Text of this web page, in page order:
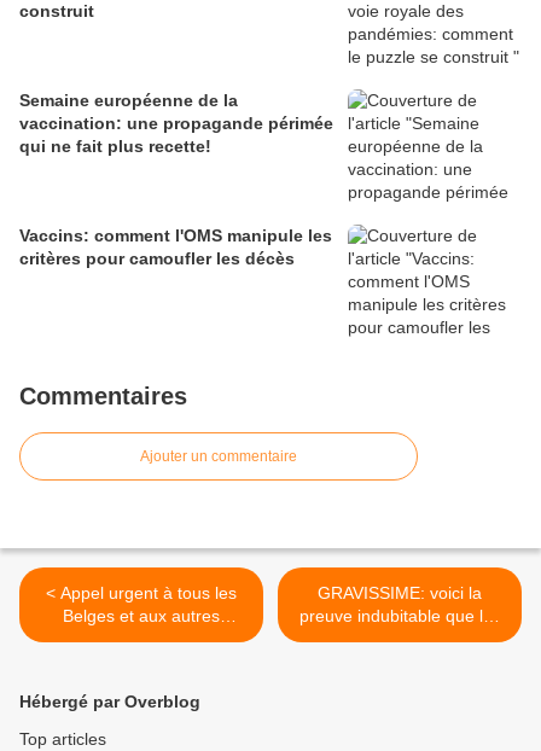
construit
Semaine européenne de la
vaccination: une propagande périmée
qui ne fait plus recette!
Vaccins: comment l'OMS manipule les
critères pour camoufler les décès
Commentaires
Ajouter un commentaire
< Appel urgent à tous les
Belges et aux autres
citoyens du monde
GRAVISSIME: voici la
preuve indubitable que les
adjuvants huileux sont
Hébergé par Overblog
Top articles